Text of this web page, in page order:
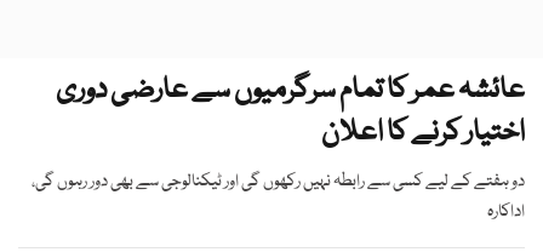
عائشہ عمر کا تمام سرگرمیوں سے عارضی دوری
اختیار کرنے کا اعلان
دو ہفتے کے لیے کسی سے رابطہ نہیں رکھوں گی اور ٹیکنالوجی سے بھی دور رہوں گی،
اداکارہ